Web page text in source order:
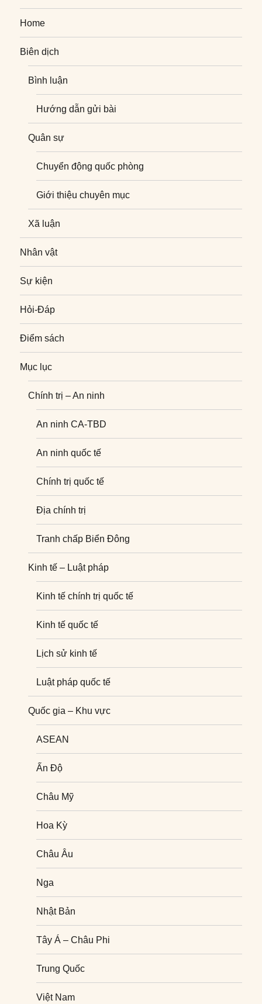
Home
Biên dịch
Bình luận
Hướng dẫn gửi bài
Quân sự
Chuyển động quốc phòng
Giới thiệu chuyên mục
Xã luận
Nhân vật
Sự kiện
Hỏi-Đáp
Điểm sách
Mục lục
Chính trị – An ninh
An ninh CA-TBD
An ninh quốc tế
Chính trị quốc tế
Địa chính trị
Tranh chấp Biển Đông
Kinh tế – Luật pháp
Kinh tế chính trị quốc tế
Kinh tế quốc tế
Lịch sử kinh tế
Luật pháp quốc tế
Quốc gia – Khu vực
ASEAN
Ấn Độ
Châu Mỹ
Hoa Kỳ
Châu Âu
Nga
Nhật Bản
Tây Á – Châu Phi
Trung Quốc
Việt Nam